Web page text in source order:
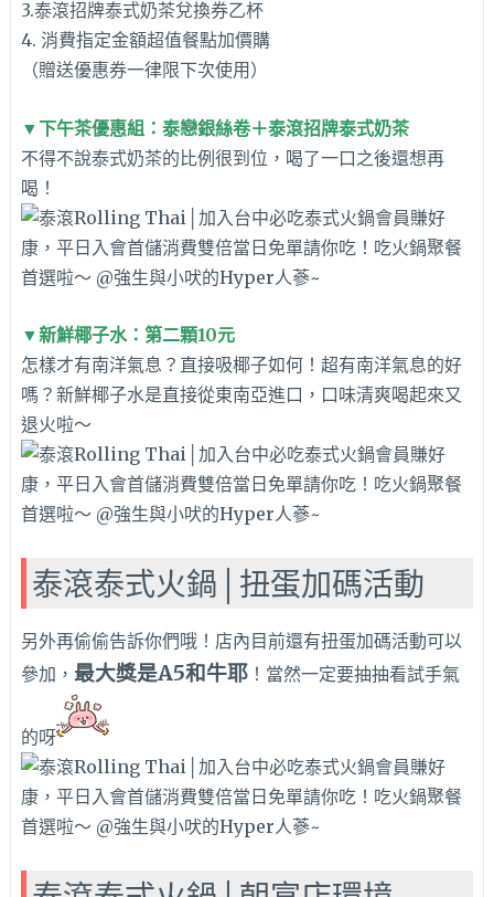
3.泰滾招牌泰式奶茶兌換券乙杯
4. 消費指定金額超值餐點加價購
（贈送優惠券一律限下次使用）
▼下午茶優惠組：泰戀銀絲卷＋泰滾招牌泰式奶茶
不得不說泰式奶茶的比例很到位，喝了一口之後還想再
喝！
▼新鮮椰子水：第二顆10元
怎樣才有南洋氣息？直接吸椰子如何！超有南洋氣息的好
嗎？新鮮椰子水是直接從東南亞進口，口味清爽喝起來又
退火啦～
泰滾泰式火鍋│扭蛋加碼活動
另外再偷偷告訴你們哦！店內目前還有扭蛋加碼活動可以
參加， 最大獎是A5和牛耶！當然一定要抽抽看試手氣
的呀